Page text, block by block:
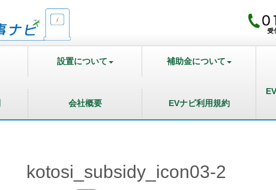
設置について 補助金について
会社概要 EVナビ利用規約
kotosi_subsidy_icon03-2